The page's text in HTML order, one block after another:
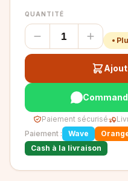
QUANTITÉ
Paiement sécurisé
Paiement :
Wave
Cash à la livraison